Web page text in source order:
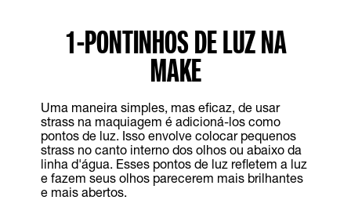
1-PONTINHOS DE LUZ NA
MAKE
Uma maneira simples, mas eficaz, de usar
strass na maquiagem é adicioná-los como
pontos de luz. Isso envolve colocar pequenos
strass no canto interno dos olhos ou abaixo da
linha d'água. Esses pontos de luz refletem a luz
e fazem seus olhos parecerem mais brilhantes
e mais abertos.